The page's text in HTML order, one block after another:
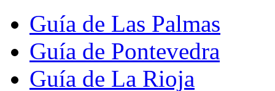
Guía de Las Palmas
Guía de Pontevedra
Guía de La Rioja